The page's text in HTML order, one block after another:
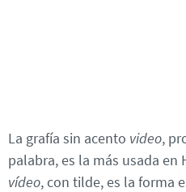
La grafía sin acento video,
palabra, es la más usada en
vídeo, con tilde, es la forma